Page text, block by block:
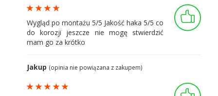
Wygląd po montażu 5/5 Jakość haka 5/5 co
do korozji jeszcze nie mogę stwierdzić
mam go za krótko
Jakup (opinia nie powiązana z zakupem)